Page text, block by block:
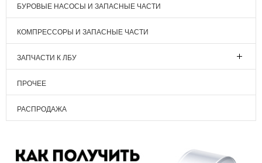
БУРОВЫЕ НАСОСЫ И ЗАПАСНЫЕ ЧАСТИ
КОМПРЕССОРЫ И ЗАПАСНЫЕ ЧАСТИ
ЗАПЧАСТИ К ЛБУ
ПРОЧЕЕ
РАСПРОДАЖА